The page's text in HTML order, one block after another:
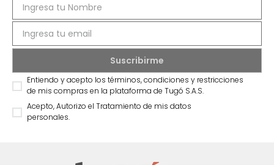
Entiendo y acepto los términos, condiciones y restricciones
de mis compras en la plataforma de Tugó S.A.S.
Acepto, Autorizo el Tratamiento de mis datos
personales.